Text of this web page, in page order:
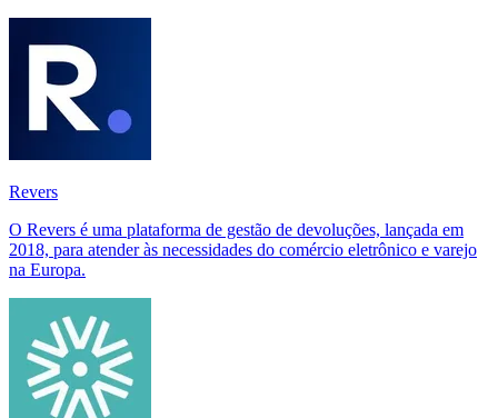
Revers
O Revers é uma plataforma de gestão de devoluções, lançada em
2018, para atender às necessidades do comércio eletrônico e varejo
na Europa.